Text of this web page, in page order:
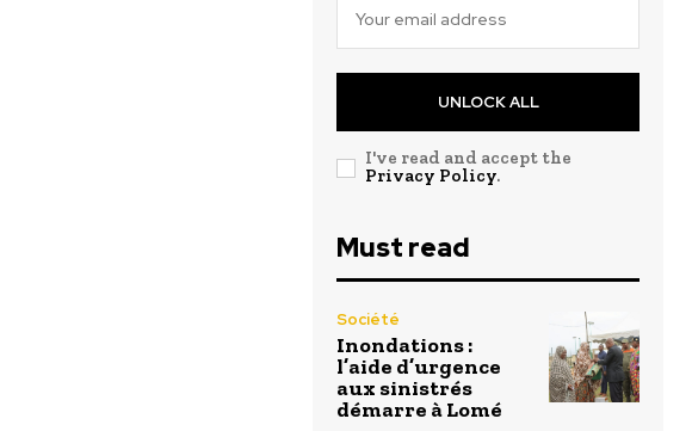
UNLOCK ALL
I've read and accept the
Privacy Policy.
Must read
Société
Inondations :
l’aide d’urgence
aux sinistrés
démarre à Lomé